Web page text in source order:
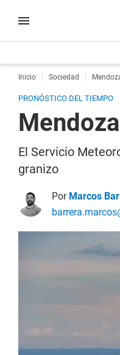
Inicio Sociedad
PRONÓSTICO DEL TIEMPO
El Servicio
granizo
Por Marcos